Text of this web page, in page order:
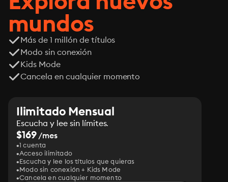
mundos
Más de 1 millón de títulos
Modo sin conexión
Kids Mode
Cancela en cualquier momento
Ilimitado Mensual
Escucha y lee sin límites.
$169/mes
1 cuenta
Acceso ilimitado
Escucha y lee los títulos que quieras
Modo sin conexión + Kids Mode
Cancela en cualquier momento